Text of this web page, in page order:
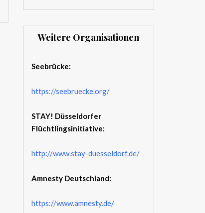
Weitere Organisationen
Seebrücke:
https://seebruecke.org/
STAY! Düsseldorfer
Flüchtlingsinitiative:
http://www.stay-duesseldorf.de/
Amnesty Deutschland:
https://www.amnesty.de/